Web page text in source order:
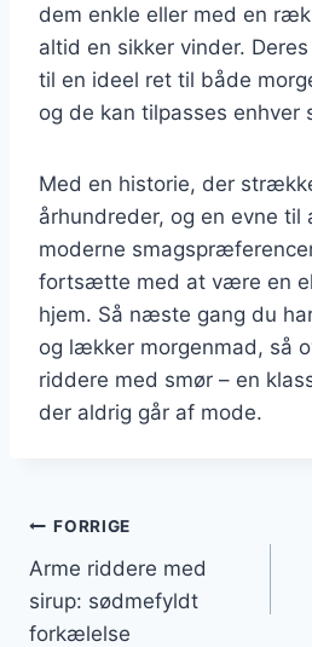
dem enkle eller med en
altid en sikker vinder.
til en ideel ret til både
og de kan tilpasses enhver
Med en historie, der
århundreder, og en evne til
moderne
fortsætte med at være en
hjem. Så næste gang du
og lækker morgenmad, så
riddere med smør – en
der aldrig går af mode.
FORRIGE
Arme riddere med
sirup: sødmefyldt
forkælelse